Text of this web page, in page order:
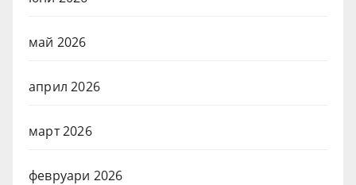
май 2026
април 2026
март 2026
февруари 2026